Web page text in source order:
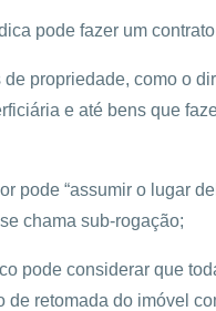
pode fazer um
propriedade, como o
e até bens que
pode “assumir o lugar
chama sub-rogação;
pode considerar que
de retomada do imóvel